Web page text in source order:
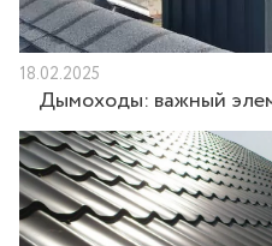
18.02.2025
Дымоходы: важный